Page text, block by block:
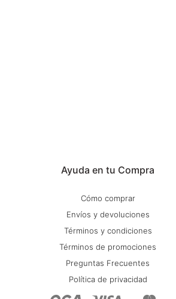
Ayuda en tu Compra
Cómo comprar
Envíos y devoluciones
Términos y condiciones
Términos de promociones
Preguntas Frecuentes
Política de privacidad